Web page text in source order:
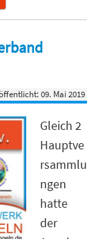
09. Mai 2019
Gleich 2
Hauptve
rsammlu
ngen
hatte
der